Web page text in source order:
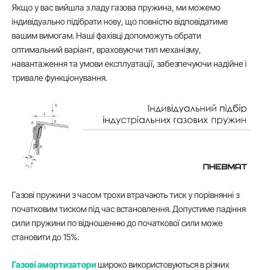
Якщо у вас вийшла з ладу газова пружина, ми можемо
індивідуально підібрати нову, що повністю відповідатиме
вашим вимогам. Наші фахівці допоможуть обрати
оптимальний варіант, враховуючи тип механізму,
навантаження та умови експлуатації, забезпечуючи надійне і
тривале функціонування.
Газові пружини з часом трохи втрачають тиск у порівнянні з
початковим тиском під час встановлення. Допустиме падіння
сили пружини по відношенню до початкової сили може
становити до 15%.
Газові амортизаторишироко використовуються в різних